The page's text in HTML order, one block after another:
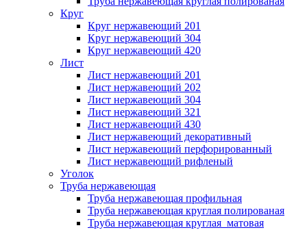
Круг
Круг нержавеющий 201
Круг нержавеющий 304
Круг нержавеющий 420
Лист
Лист нержавеющий 201
Лист нержавеющий 202
Лист нержавеющий 304
Лист нержавеющий 321
Лист нержавеющий 430
Лист нержавеющий декоративный
Лист нержавеющий перфорированный
Лист нержавеющий рифленый
Уголок
Труба нержавеющая
Труба нержавеющая профильная
Труба нержавеющая круглая полированая
Труба нержавеющая круглая матовая